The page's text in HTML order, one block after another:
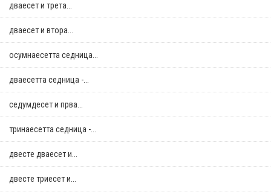
дваесет и трета...
дваесет и втора...
осумнaесетта седница...
дваесетта седница -...
седумдесет и прва...
тринаесетта седница -...
двестe дваесет и...
двестe триесет и...